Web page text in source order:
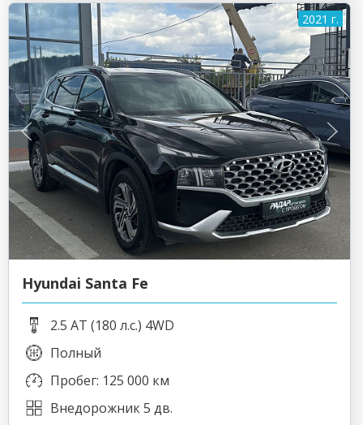
2021 г.
Hyundai Santa Fe
2.5 AT (180 л.с.) 4WD
Полный
Пробег: 125 000 км
Внедорожник 5 дв.